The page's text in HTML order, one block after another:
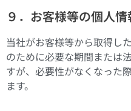
９．お客様等の個人
当社がお客様等から取得し
のために必要な期間または
すが、必要性がなくなった
ます。